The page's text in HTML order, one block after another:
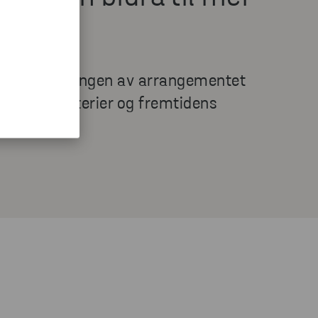
av arrangementet
av batterier og fremtidens